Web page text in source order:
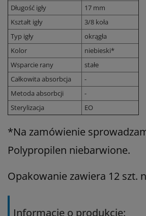
Długość igły
17 mm
Kształt igły
3/8 koła
Typ igły
okrągła
Kolor
niebieski*
Wsparcie rany
stałe
Całkowita absorbcja
-
Metoda absorbcji
-
Sterylizacja
EO
*Na zamówienie
Polypropilen niebarwione.
Opakowanie zawiera 12 szt.
Informacje o produkcie: